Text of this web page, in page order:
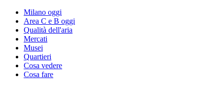
Milano oggi
Area C e B oggi
Qualità dell'aria
Mercati
Musei
Quartieri
Cosa vedere
Cosa fare